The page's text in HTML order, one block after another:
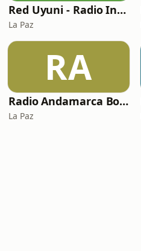
Red Uyuni - Radio Instrumental Uyuni
La Paz
RA
Radio Andamarca Bolivia
La Paz